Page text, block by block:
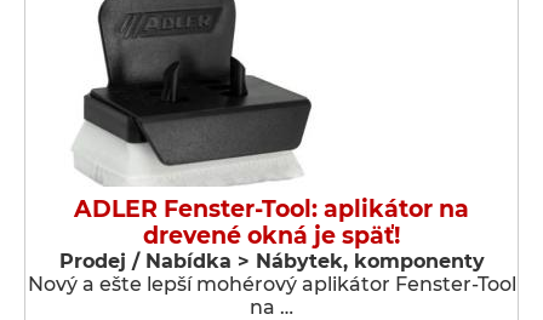
ADLER Fenster-Tool: aplikátor na
drevené okná je späť!
Prodej / Nabídka > Nábytek, komponenty
Nový a ešte lepší mohérový aplikátor Fenster-Tool
na …